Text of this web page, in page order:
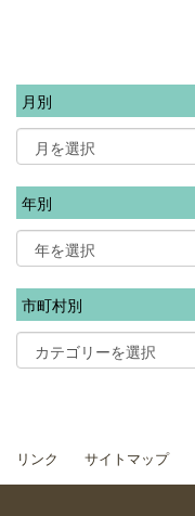
月別
年別
市町村別
リンク サイトマップ